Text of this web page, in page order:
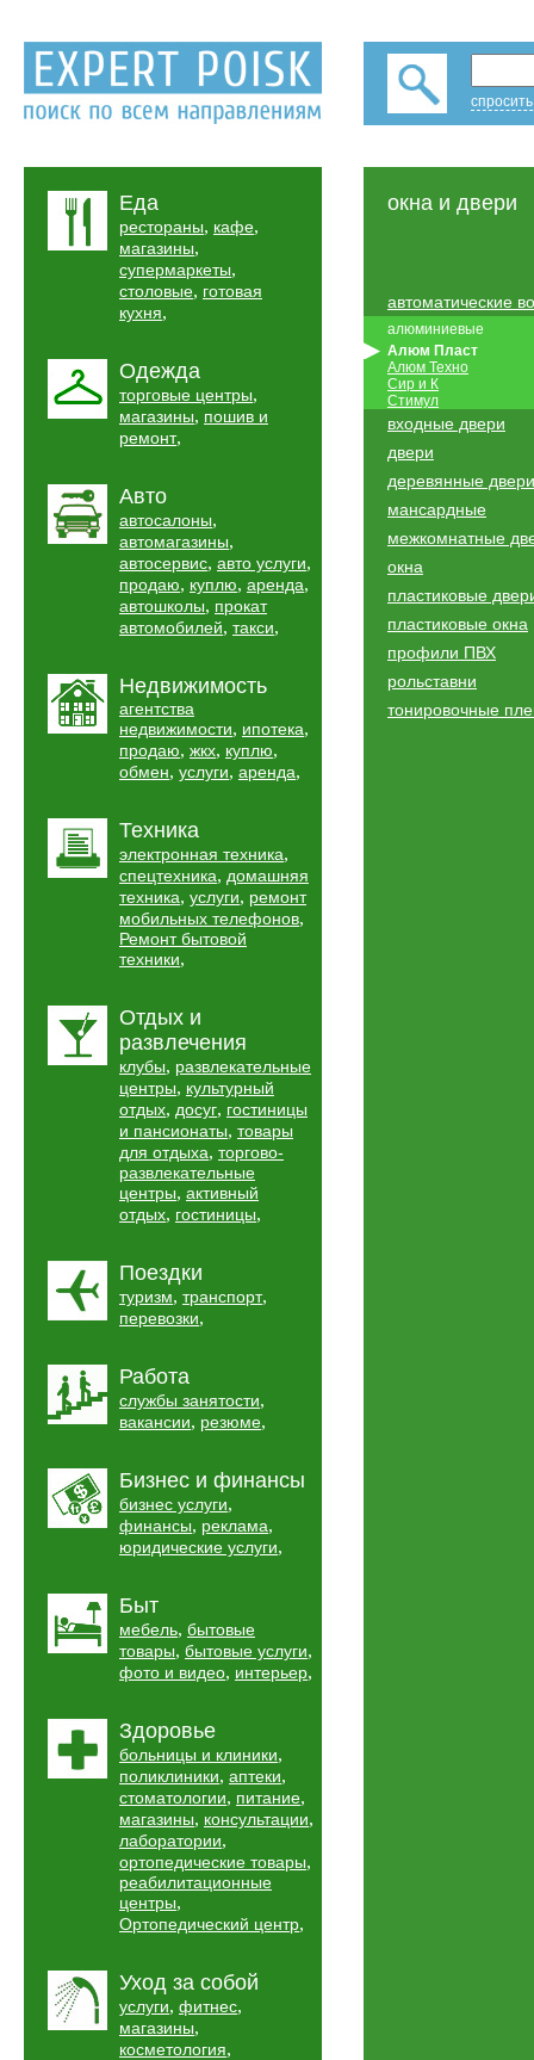
Еда
рестораны, кафе,
магазины,
супермаркеты,
столовые, готовая
кухня,
Одежда
торговые центры,
магазины, пошив и
ремонт,
Авто
автосалоны,
автомагазины,
автосервис, авто услуги,
продаю, куплю, аренда,
автошколы, прокат
автомобилей, такси,
Недвижимость
агентства
недвижимости, ипотека,
продаю, жкх, куплю,
обмен, услуги, аренда,
Техника
электронная техника,
спецтехника, домашняя
техника, услуги, ремонт
мобильных телефонов,
Ремонт бытовой
техники,
Отдых и
развлечения
клубы, развлекательные
центры, культурный
отдых, досуг, гостиницы
и пансионаты, товары
для отдыха, торгово-
развлекательные
центры, активный
отдых, гостиницы,
Поездки
туризм, транспорт,
перевозки,
Работа
службы занятости,
вакансии, резюме,
Бизнес и финансы
бизнес услуги,
финансы, реклама,
юридические услуги,
Быт
мебель, бытовые
товары, бытовые услуги,
фото и видео, интерьер,
Здоровье
больницы и клиники,
поликлиники, аптеки,
стоматологии, питание,
магазины, консультации,
лаборатории,
ортопедические товары,
реабилитационные
центры,
Ортопедический центр,
Уход за собой
услуги, фитнес,
магазины,
косметология,
окна и двери
автоматические
алюминиевые
Алюм Пласт
Алюм Техно
Сир и К
Стимул
входные двери
двери
деревянные двери
мансардные
межкомнатные
окна
пластиковые
пластиковые окна
профили ПВХ
рольставни
тонировочные